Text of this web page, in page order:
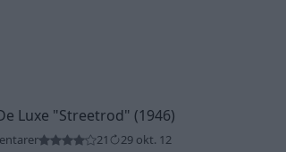
Luxe "Streetrod" (1946)
21 29 okt. 12